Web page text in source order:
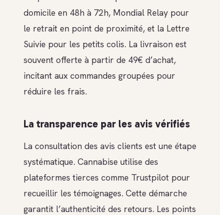
domicile en 48h à 72h, Mondial Relay pour
le retrait en point de proximité, et la Lettre
Suivie pour les petits colis. La livraison est
souvent offerte à partir de 49€ d’achat,
incitant aux commandes groupées pour
réduire les frais.
La transparence par les avis vérifiés
La consultation des avis clients est une étape
systématique. Cannabise utilise des
plateformes tierces comme Trustpilot pour
recueillir les témoignages. Cette démarche
garantit l’authenticité des retours. Les points